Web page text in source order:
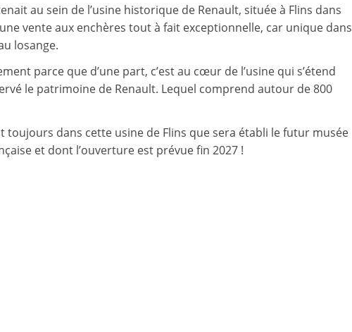
au sein de l’usine historique de Renault, située à Flins dans
vente aux enchères tout à fait exceptionnelle, car unique dans
losange.
parce que d’une part, c’est au cœur de l’usine qui s’étend
le patrimoine de Renault. Lequel comprend autour de 800
toujours dans cette usine de Flins que sera établi le futur musée
et dont l’ouverture est prévue fin 2027 !